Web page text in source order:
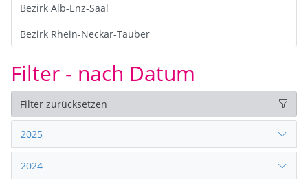
Bezirk Alb-Enz-Saal
Bezirk Rhein-Neckar-Tauber
Filter - nach Datum
Filter zurücksetzen
2025
2024